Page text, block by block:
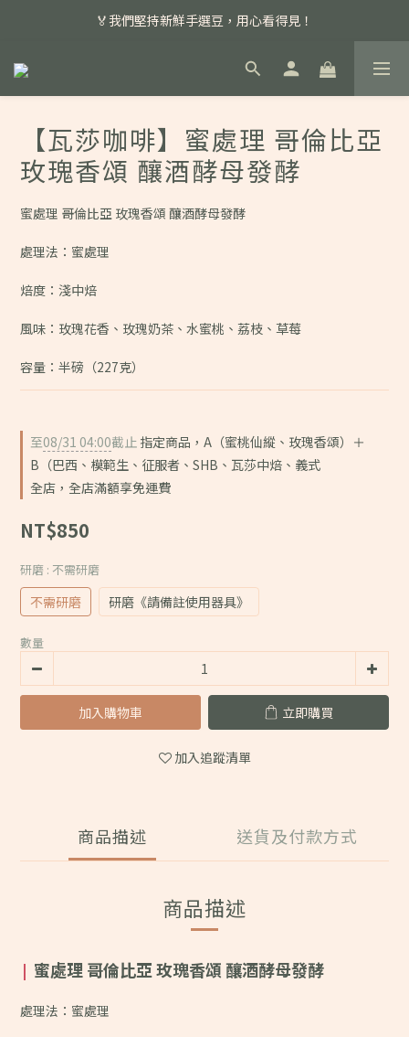
📣 本月主打特殊處理咖啡豆，任選超優惠！
🏅我們堅持新鮮手選豆，用心看得見！
📣 📣 新加入會員即享百元購物金，消費滿額再享免運費！
【瓦莎咖啡】蜜處理 哥倫比亞
玫瑰香頌 釀酒酵母發酵
蜜處理 哥倫比亞 玫瑰香頌 釀酒酵母發酵
處理法：蜜處理
焙度：淺中焙
風味：玫瑰花香、玫瑰奶茶、水蜜桃、荔枝、草莓
容量：半磅（227克）
至08/31 04:00截止 指定商品，A（蜜桃仙縱、玫瑰香頌）＋
B（巴西、模範生、征服者、SHB、瓦莎中焙、義式
全店，全店滿額享免運費
NT$850
研磨 : 不需研磨
不需研磨 研磨《請備註使用器具》
數量
加入購物車 立即購買
加入追蹤清單
商品描述 送貨及付款方式
商品描述
| 蜜處理 哥倫比亞 玫瑰香頌 釀酒酵母發酵
處理法：蜜處理